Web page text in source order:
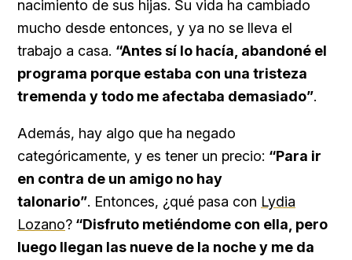
nacimiento de sus hijas. Su vida ha cambiado
mucho desde entonces, y ya no se lleva el
trabajo a casa. “Antes sí lo hacía, abandoné el
programa porque estaba con una tristeza
tremenda y todo me afectaba demasiado”.
Además, hay algo que ha negado
categóricamente, y es tener un precio: “Para ir
en contra de un amigo no hay
talonario”. Entonces, ¿qué pasa con Lydia
Lozano? “Disfruto metiéndome con ella, pero
luego llegan las nueve de la noche y me da